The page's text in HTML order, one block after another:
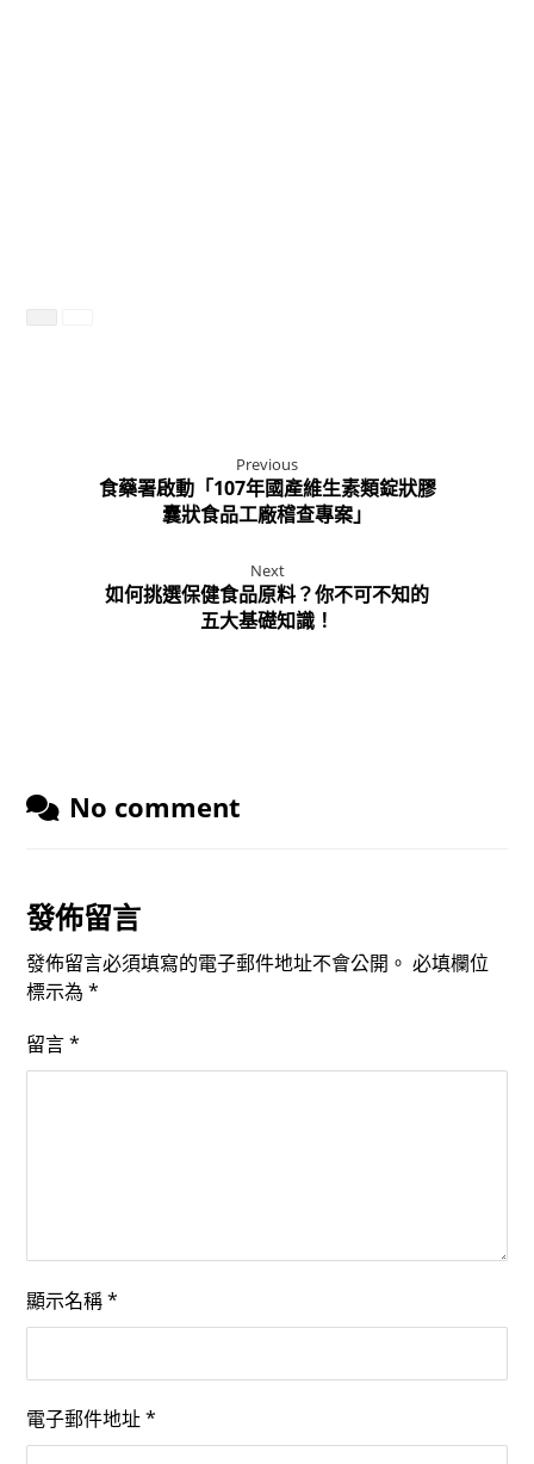
Previous
食藥署啟動「107年國產維生素類錠狀膠
囊狀食品工廠稽查專案」
Next
如何挑選保健食品原料？你不可不知的
五大基礎知識！
No comment
發佈留言
發佈留言必須填寫的電子郵件地址不會公開。 必填欄位
標示為*
留言*
顯示名稱*
電子郵件地址*